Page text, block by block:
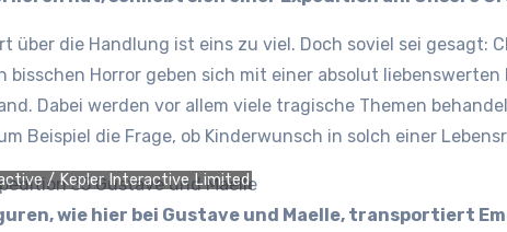
über die Handlung ist eins zu viel. Doch soviel sei gesagt:
bisschen Horror geben sich mit einer absolut
Dabei werden vor allem viele tragische Themen
Beispiel die Frage, ob Kinderwunsch in solch einer
/ Kepler Interactive Limited
wie hier bei Gustave und Maelle, transportiert